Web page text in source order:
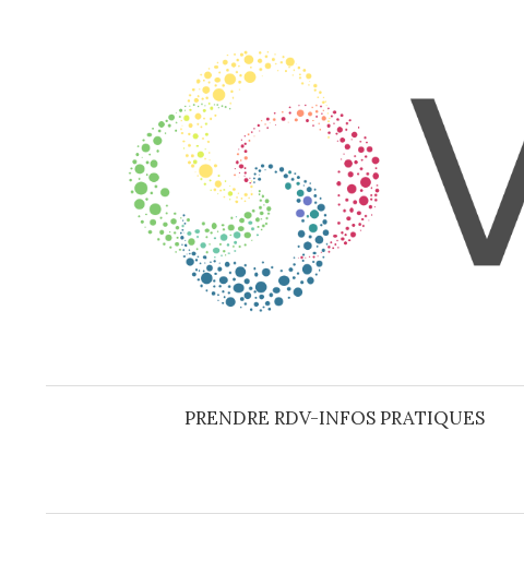
PRENDRE RDV-INFOS PRATIQUES